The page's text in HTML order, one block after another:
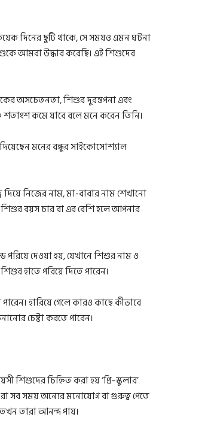
দিনের ছুটি থাকে, সে সময়ও এমন ঘটনা
আমরা উদ্ধার করেছি। এই শিশুদের
অসচেতনতা, শিশুর দুরন্তপনা এবং
কমে যাবে বলে মনে করেন তিনি।
মনের বন্ধুর সাইকোসোশ্যাল
নিজের নাম, মা-বাবার নাম শেখানো
শিশুর বয়স চার বা এর বেশি হলে আপনার
পরিয়ে দেওয়া হয়, যেখানে শিশুর নাম ও
হাতে পরিয়ে দিতে পারেন।
হারিয়ে গেলে কারও কাছে কীভাবে
চেষ্টা করতে পারেন।
শিশুদের চিহ্নিত করা হয় ‘প্রি–স্কুলার’
সব সময় অন্যের মনোযোগ বা গুরুত্ব পেতে
তারা আনন্দ পায়।